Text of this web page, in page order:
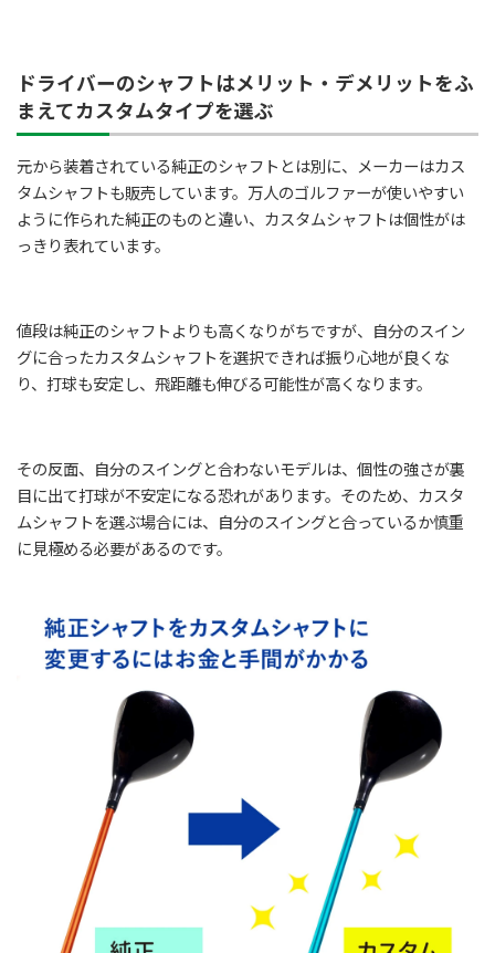
ドライバーのシャフトはメリット・デメリットをふ
まえてカスタムタイプを選ぶ
元から装着されている純正のシャフトとは別に、メーカーはカス
タムシャフトも販売しています。万人のゴルファーが使いやすい
ように作られた純正のものと違い、カスタムシャフトは個性がは
っきり表れています。
値段は純正のシャフトよりも高くなりがちですが、自分のスイン
グに合ったカスタムシャフトを選択できれば振り心地が良くな
り、打球も安定し、飛距離も伸びる可能性が高くなります。
その反面、自分のスイングと合わないモデルは、個性の強さが裏
目に出て打球が不安定になる恐れがあります。そのため、カスタ
ムシャフトを選ぶ場合には、自分のスイングと合っているか慎重
に見極める必要があるのです。